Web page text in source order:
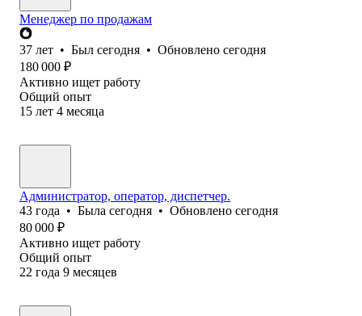
Менеджер по продажам
37 лет • Был сегодня • Обновлено сегодня
180 000 ₽
Активно ищет работу
Общий опыт
15 лет 4 месяца
Администратор, оператор, диспетчер.
43 года • Была сегодня • Обновлено сегодня
80 000 ₽
Активно ищет работу
Общий опыт
22 года 9 месяцев